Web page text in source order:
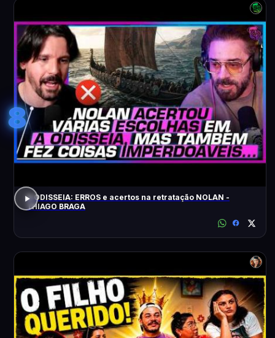
8
A ODISSEIA: ERROS e acertos na retratação NOLAN -
THIAGO BRAGA